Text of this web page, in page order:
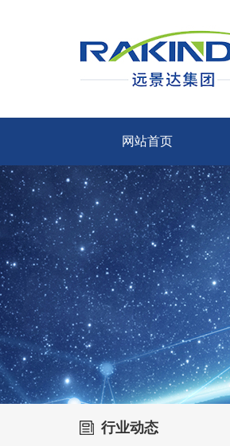
网站首页
行业动态